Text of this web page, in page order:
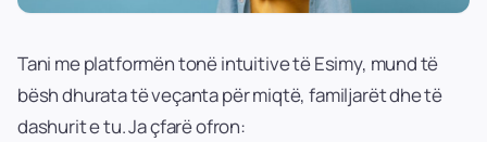
Tani me platformën tonë intuitive të Esimy, mund të
bësh dhurata të veçanta për miqtë, familjarët dhe të
dashurit e tu. Ja çfarë ofron: